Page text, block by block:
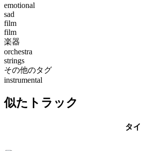
emotional
sad
film
film
楽器
orchestra
strings
その他のタグ
instrumental
似たトラック
タ